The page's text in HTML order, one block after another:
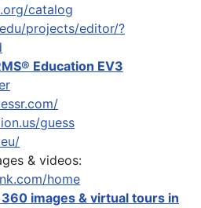
catalog
projects/editor/?
Education EV3
guess
& videos:
home
images & virtual tours in